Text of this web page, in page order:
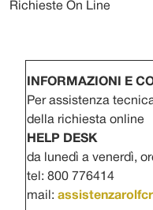
Richieste On Line
INFORMAZIONI E
Per assistenza
della richiesta online
HELP DESK
da lunedì a venerdì,
tel: 800 776414
mail: